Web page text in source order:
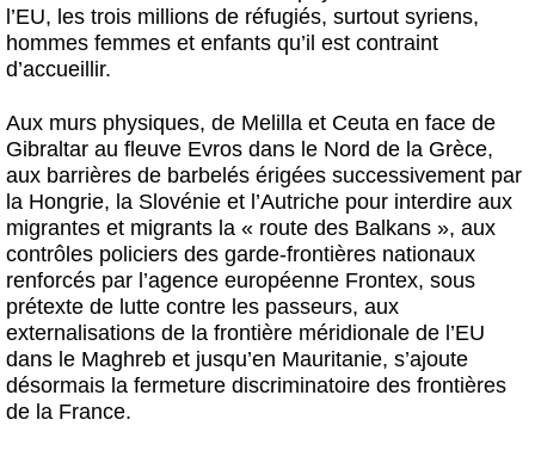
l’EU, les trois millions de réfugiés, surtout syriens,
hommes femmes et enfants qu’il est contraint
d’accueillir.
Aux murs physiques, de Melilla et Ceuta en face de
Gibraltar au fleuve Evros dans le Nord de la Grèce,
aux barrières de barbelés érigées successivement par
la Hongrie, la Slovénie et l’Autriche pour interdire aux
migrantes et migrants la « route des Balkans », aux
contrôles policiers des garde-frontières nationaux
renforcés par l’agence européenne Frontex, sous
prétexte de lutte contre les passeurs, aux
externalisations de la frontière méridionale de l’EU
dans le Maghreb et jusqu’en Mauritanie, s’ajoute
désormais la fermeture discriminatoire des frontières
de la France.